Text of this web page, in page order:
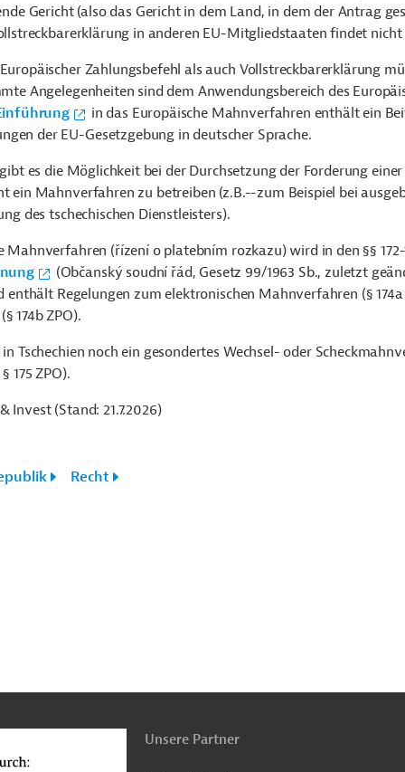
Gericht (also das Gericht in dem Land, in dem der Antrag
in anderen EU-Mitgliedstaaten findet
Zahlungsbefehl als auch Vollstreckbarerklärung
Angelegenheiten sind dem Anwendungsbereich des
in das Europäische Mahnverfahren enthält ein
der EU-Gesetzgebung in deutscher Sprache.
es die Möglichkeit bei der Durchsetzung der Forderung
ein Mahnverfahren zu betreiben (z.B.--zum Beispiel bei
des tschechischen Dienstleisters).
Mahnverfahren (řízení o platebním rozkazu) wird in den §§
(Občanský soudní řád, Gesetz 99/1963 Sb., zuletzt
enthält Regelungen zum elektronischen Mahnverfahren (§
174b ZPO).
Tschechien noch ein gesondertes Wechsel- oder
175 ZPO).
Invest (Stand: 21.7.2026)
Recht
oben
Unsere Partner